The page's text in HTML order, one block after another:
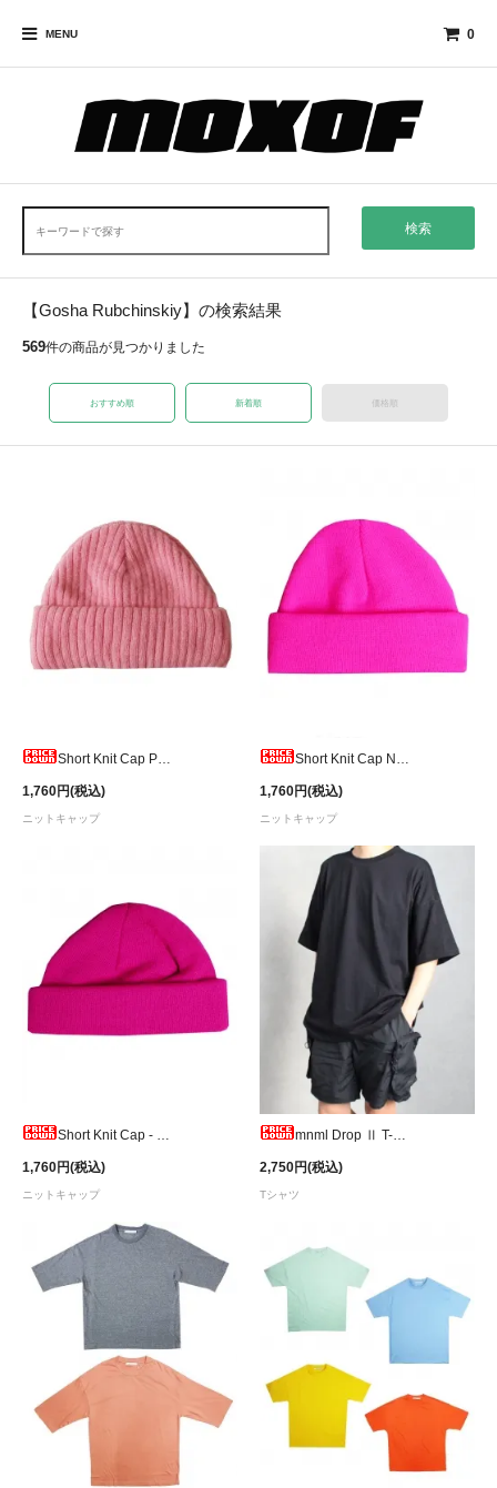
MENU 0
検索
【Gosha Rubchinskiy】の検索結果
569件の商品が見つかりました
おすすめ順 新着順 価格順
Short Knit Cap Pink
1,760円(税込)
ニットキャップ
Short Knit Cap Neon Pink
1,760円(税込)
ニットキャップ
Short Knit Cap - Hot Pink
1,760円(税込)
ニットキャップ
mnml Drop Ⅱ T-Shirt
2,750円(税込)
Tシャツ